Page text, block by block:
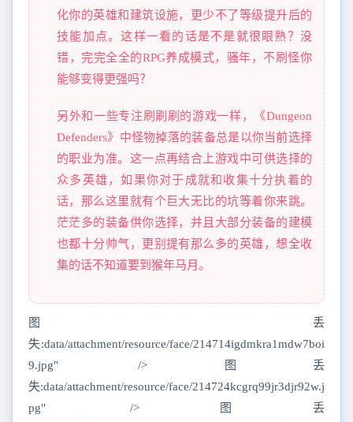
化你的英雄和建筑设施，更少不了等级提升后的
技能加点。这样一看的话是不是就很眼熟？没
错，完完全全的RPG养成模式，骚年，不刷怪你
能够变得更强吗？
另外和一些专注刷刷刷的游戏一样，《Dungeon
Defenders》中怪物掉落的装备总是以你当前选择
的职业为准。这一点再结合上游戏中可供选择的
众多英雄，如果你对于成就和收集十分执着的
话，那么这里就有个巨大无比的坑等着你来跳。
茫茫多的装备供你选择，并且大部分装备的建模
也都十分帅气，更别提有那么多的英雄，想全收
集的话不知道要到猴年马月。
图丢
失:data/attachment/resource/face/214714igdmkra1mdw7boi
9.jpg" />图丢
失:data/attachment/resource/face/214724kcgrq99jr3djr92w.j
pg" />图丢